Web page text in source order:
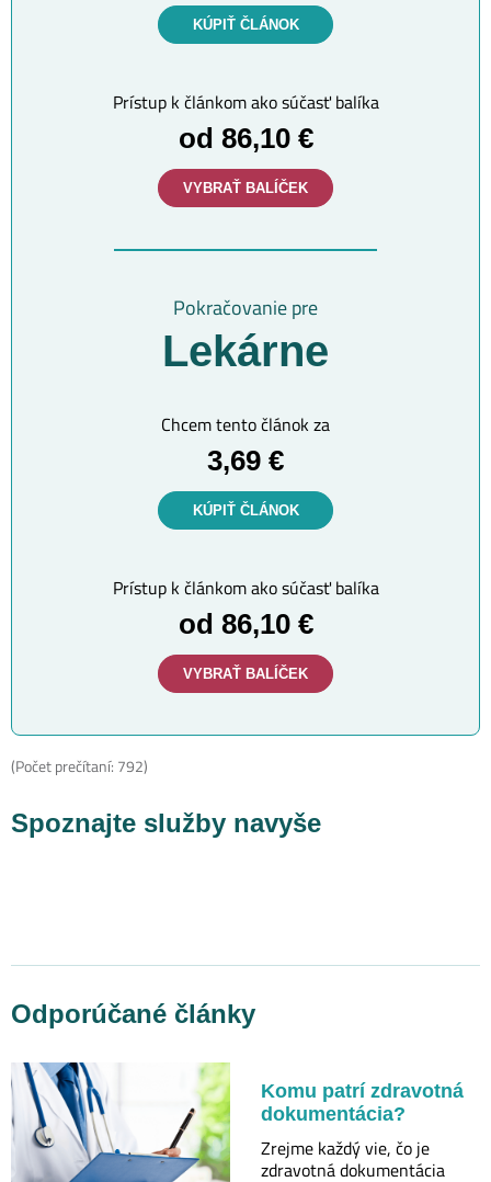
KÚPIŤ ČLÁNOK
Prístup k článkom ako súčasť balíka
od 86,10 €
VYBRAŤ BALÍČEK
Pokračovanie pre
Lekárne
Chcem tento článok za
3,69 €
KÚPIŤ ČLÁNOK
Prístup k článkom ako súčasť balíka
od 86,10 €
VYBRAŤ BALÍČEK
(Počet prečítaní: 792)
Spoznajte služby navyše
Odporúčané články
Komu patrí zdravotná
dokumentácia?
Zrejme každý vie, čo je
zdravotná dokumentácia